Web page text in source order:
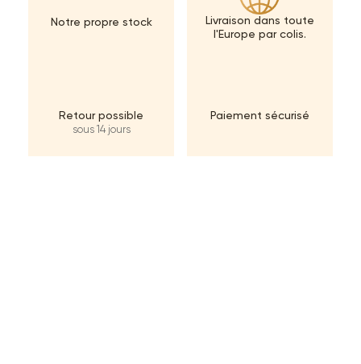
Notre propre stock
Livraison dans toute
l'Europe par colis.
Retour possible
sous 14 jours
Paiement sécurisé